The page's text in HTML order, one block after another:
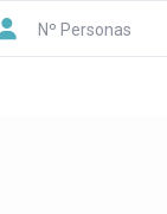
Nº Personas